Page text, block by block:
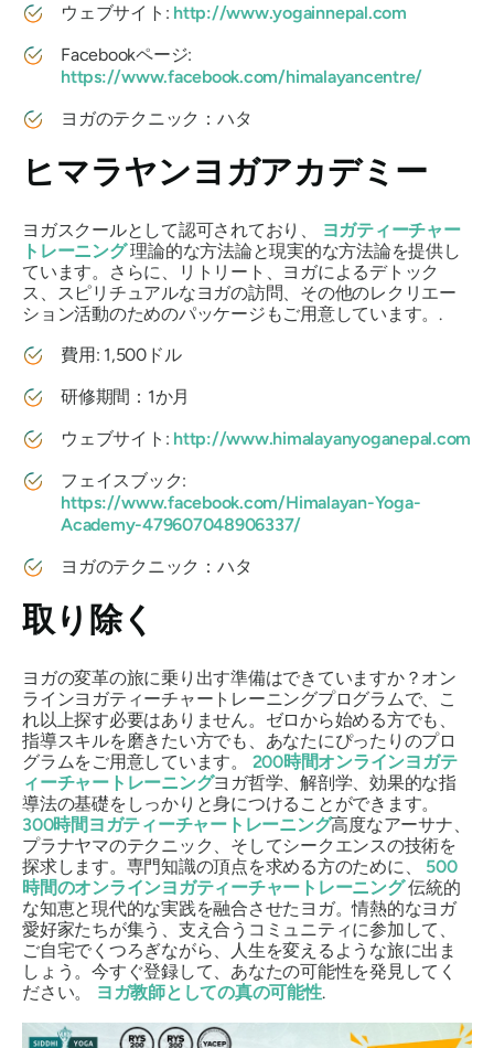
ウェブサイト: http://www.yogainnepal.com
Facebookページ:
https://www.facebook.com/himalayancentre/
ヨガのテクニック：ハタ
ヒマラヤンヨガアカデミー
ヨガスクールとして認可されており、
ヨガティーチャー
トレーニング理論的な方法論と現実的な方法論を提供し
ています。さらに、リトリート、ヨガによるデトック
ス、スピリチュアルなヨガの訪問、その他のレクリエー
ション活動のためのパッケージもご用意しています。.
費用: 1,500ドル
研修期間：1か月
ウェブサイト: http://www.himalayanyoganepal.com
フェイスブック:
https://www.facebook.com/Himalayan-Yoga-
Academy-479607048906337/
ヨガのテクニック：ハタ
取り除く
ヨガの変革の旅に乗り出す準備はできていますか？オン
ラインヨガティーチャートレーニングプログラムで、こ
れ以上探す必要はありません。ゼロから始める方でも、
指導スキルを磨きたい方でも、あなたにぴったりのプロ
グラムをご用意しています。 200時間オンラインヨガテ
ィーチャートレーニングヨガ哲学、解剖学、効果的な指
導法の基礎をしっかりと身につけることができます。
300時間ヨガティーチャートレーニング高度なアーサナ、
プラナヤマのテクニック、そしてシークエンスの技術を
探求します。専門知識の頂点を求める方のために、 500
時間のオンラインヨガティーチャートレーニング伝統的
な知恵と現代的な実践を融合させたヨガ。情熱的なヨガ
愛好家たちが集う、支え合うコミュニティに参加して、
ご自宅でくつろぎながら、人生を変えるような旅に出ま
しょう。今すぐ登録して、あなたの可能性を発見してく
ださい。
ヨガ教師としての真の可能性.